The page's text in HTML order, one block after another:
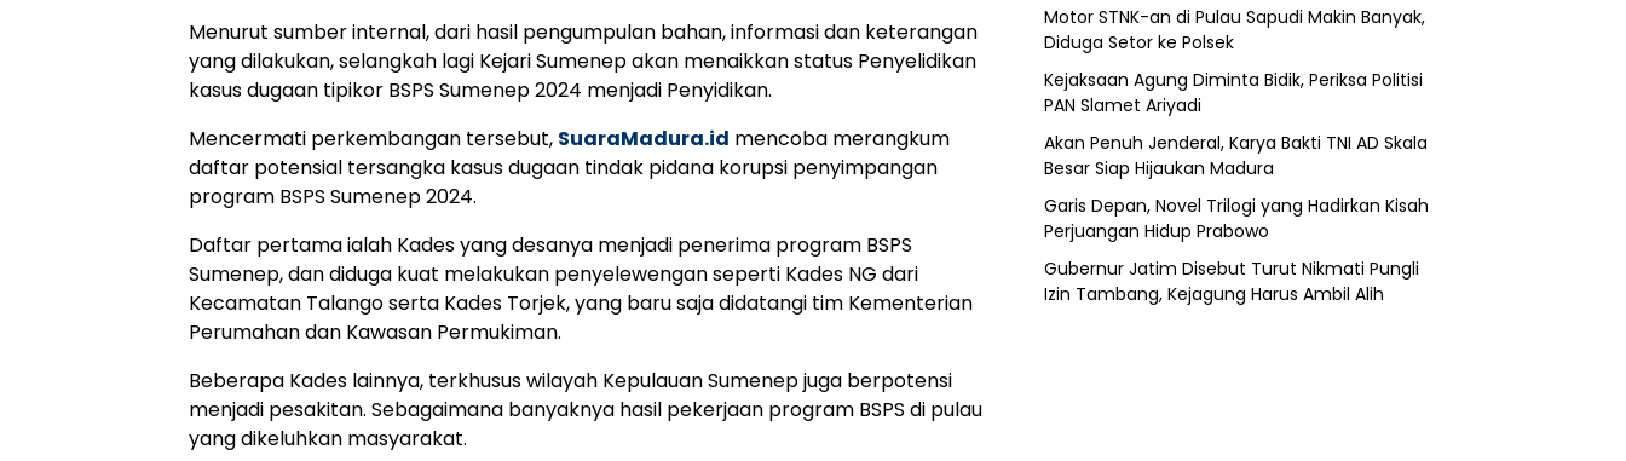
Menurut sumber internal, dari hasil pengumpulan bahan, informasi dan keterangan
yang dilakukan, selangkah lagi Kejari Sumenep akan menaikkan status Penyelidikan
kasus dugaan tipikor BSPS Sumenep 2024 menjadi Penyidikan.
Mencermati perkembangan tersebut, SuaraMadura.id mencoba merangkum
daftar potensial tersangka kasus dugaan tindak pidana korupsi penyimpangan
program BSPS Sumenep 2024.
Daftar pertama ialah Kades yang desanya menjadi penerima program BSPS
Sumenep, dan diduga kuat melakukan penyelewengan seperti Kades NG dari
Kecamatan Talango serta Kades Torjek, yang baru saja didatangi tim Kementerian
Perumahan dan Kawasan Permukiman.
Beberapa Kades lainnya, terkhusus wilayah Kepulauan Sumenep juga berpotensi
menjadi pesakitan. Sebagaimana banyaknya hasil pekerjaan program BSPS di pulau
yang dikeluhkan masyarakat.
Motor STNK-an di Pulau Sapudi Makin Banyak,
Diduga Setor ke Polsek
Kejaksaan Agung Diminta Bidik, Periksa Politisi
PAN Slamet Ariyadi
Akan Penuh Jenderal, Karya Bakti TNI AD Skala
Besar Siap Hijaukan Madura
Garis Depan, Novel Trilogi yang Hadirkan Kisah
Perjuangan Hidup Prabowo
Gubernur Jatim Disebut Turut Nikmati Pungli
Izin Tambang, Kejagung Harus Ambil Alih